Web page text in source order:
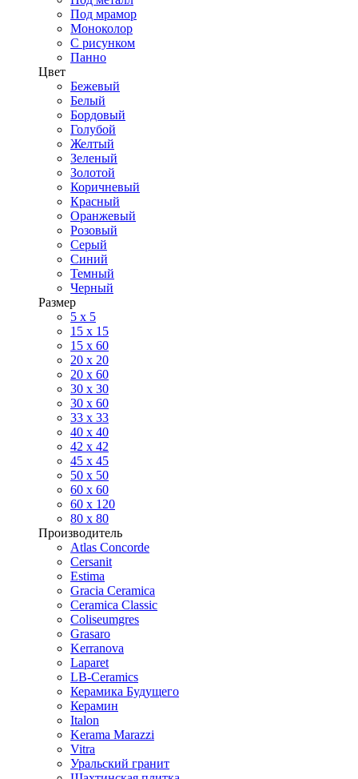
Под мрамор
Моноколор
С рисунком
Панно
Цвет
Бежевый
Белый
Бордовый
Голубой
Желтый
Зеленый
Золотой
Коричневый
Красный
Оранжевый
Розовый
Серый
Синий
Темный
Черный
Размер
5 x 5
15 x 15
15 x 60
20 х 20
20 x 60
30 х 30
30 x 60
33 x 33
40 х 40
42 x 42
45 x 45
50 x 50
60 х 60
60 x 120
80 x 80
Производитель
Atlas Concorde
Cersanit
Estima
Gracia Ceramica
Ceramica Classic
Coliseumgres
Grasaro
Kerranova
Laparet
LB-Ceramics
Керамика Будущего
Керамин
Italon
Kerama Marazzi
Vitra
Уральский гранит